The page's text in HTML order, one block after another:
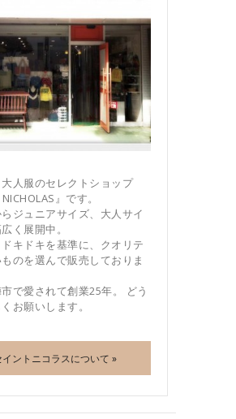
人服のセレクトショップ
NICHOLAS』です。
ジュニアサイズ、大人サイ
く展開中。
キドキを基準に、クオリテ
のを選んで販売しておりま
で愛されて創業25年。 どう
お願いします。
イントニコラスについて »